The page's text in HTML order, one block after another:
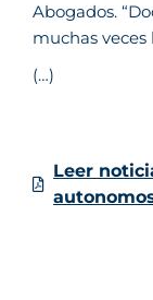
Abogados.
muchas veces
(…)
Leer